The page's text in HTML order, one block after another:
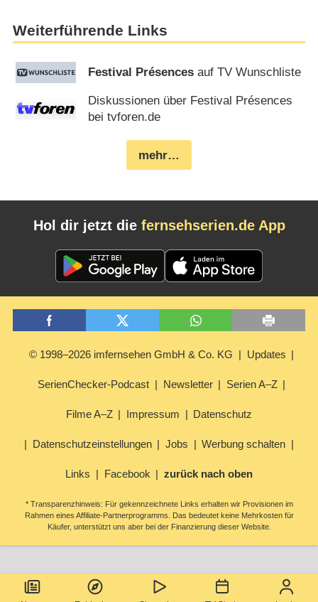
Weiterführende Links
Festival Présences auf TV Wunschliste
Diskussionen über Festival Présences
bei tvforen.de
mehr…
Hol dir jetzt die fernsehserien.de App
© 1998–2026 imfernsehen GmbH & Co. KG Updates
SerienChecker-Podcast Newsletter Serien A–Z
Filme A–Z Impressum Datenschutz
Datenschutzeinstellungen Jobs Werbung schalten
Links Facebook zurück nach oben
* Transparenzhinweis: Für gekennzeichnete Links erhalten wir Provisionen im
Rahmen eines Affiliate-Partnerprogramms. Das bedeutet keine Mehrkosten für
Käufer, unterstützt uns aber bei der Finanzierung dieser Website.